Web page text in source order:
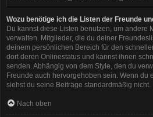
Wozu benötige ich die Listen der Freunde
Du kannst diese Listen benutzen, um andere
verwalten. Mitglieder, die du deiner
deinem persönlichen Bereich für den
dort deren Onlinestatus und kannst ihnen
senden. Abhängig von dem Style, den du
Freunde auch hervorgehoben sein. Wenn du
siehst du seine Beiträge standardmäßig nicht.
Nach oben